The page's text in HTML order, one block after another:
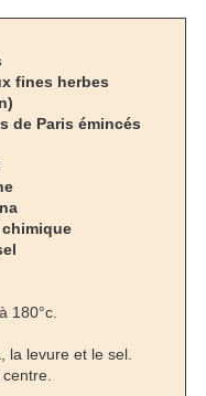
fines herbes
de Paris émincés
chimique
180°c.
la levure et le sel.